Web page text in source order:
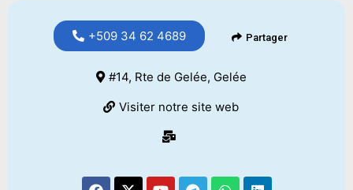
+509 34 62 4689 Partager
#14, Rte de Gelée, Gelée
Visiter notre site web